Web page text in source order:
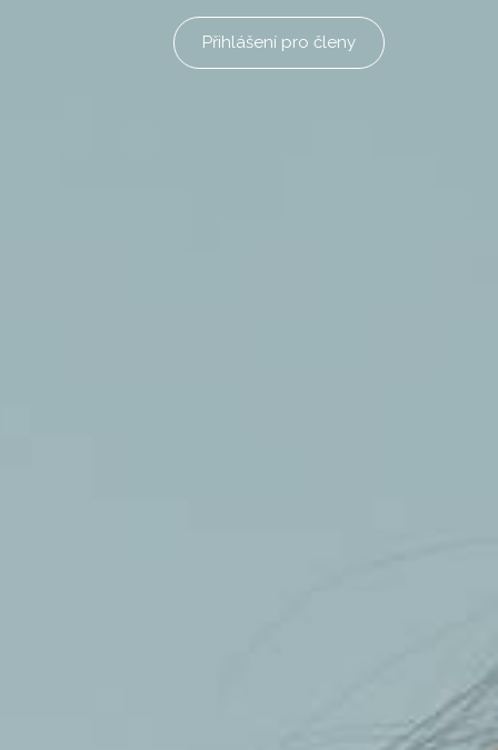
Přihlášení pro členy